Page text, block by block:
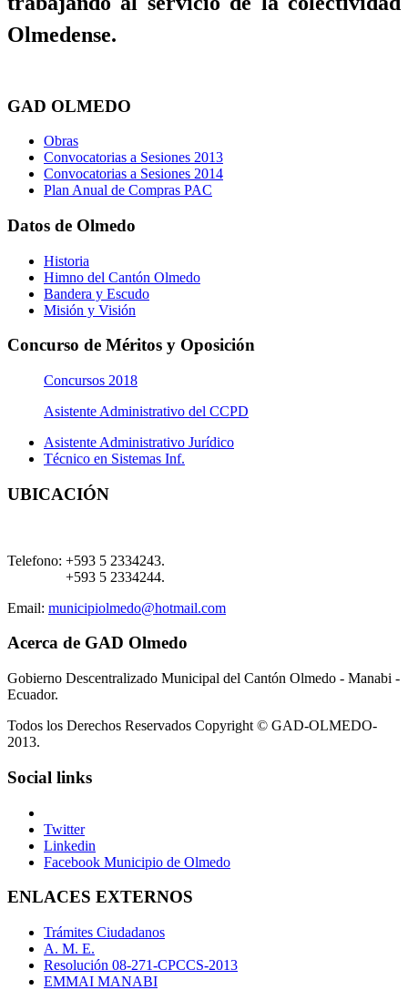
Olmedense.
GAD OLMEDO
Obras
Convocatorias a Sesiones 2013
Convocatorias a Sesiones 2014
Plan Anual de Compras PAC
Datos de Olmedo
Historia
Himno del Cantón Olmedo
Bandera y Escudo
Misión y Visión
Concurso de Méritos y Oposición
Concursos 2018
Asistente Administrativo del CCPD
Asistente Administrativo Jurídico
Técnico en Sistemas Inf.
UBICACIÓN
Telefono: +593 5 2334243.
+593 5 2334244.
Email: municipiolmedo@hotmail.com
Acerca de GAD Olmedo
Gobierno Descentralizado Municipal del Cantón Olmedo - Manabi -
Ecuador.
Todos los Derechos Reservados Copyright © GAD-OLMEDO-
2013.
Social links
Twitter
Linkedin
Facebook Municipio de Olmedo
ENLACES EXTERNOS
Trámites Ciudadanos
A. M. E.
Resolución 08-271-CPCCS-2013
EMMAI MANABI